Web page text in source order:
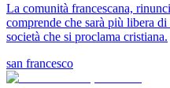
La comunità francescana,
comprende che sarà più libera
società che si proclama cristiana.
san francesco